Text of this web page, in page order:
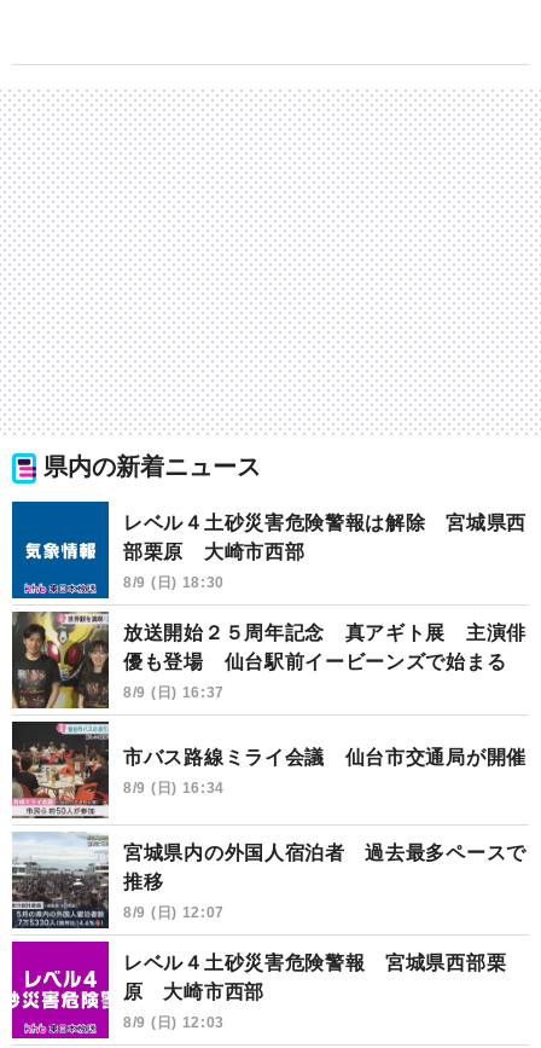
県内の新着ニュース
レベル４土砂災害危険警報は解除 宮城県西
部栗原 大崎市西部
8/9 (日) 18:30
放送開始２５周年記念 真アギト展 主演俳
優も登場 仙台駅前イービーンズで始まる
8/9 (日) 16:37
市バス路線ミライ会議 仙台市交通局が開催
8/9 (日) 16:34
宮城県内の外国人宿泊者 過去最多ペースで
推移
8/9 (日) 12:07
レベル４土砂災害危険警報 宮城県西部栗
原 大崎市西部
8/9 (日) 12:03